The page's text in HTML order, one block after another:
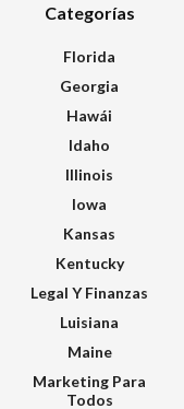
Categorías
Florida
Georgia
Hawái
Idaho
Illinois
Iowa
Kansas
Kentucky
Legal Y Finanzas
Luisiana
Maine
Marketing Para
Todos